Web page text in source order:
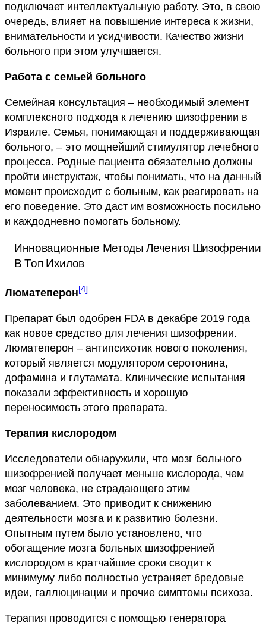
подключает интеллектуальную работу. Это, в свою
очередь, влияет на повышение интереса к жизни,
внимательности и усидчивости. Качество жизни
больного при этом улучшается.
Работа с семьей больного
Семейная консультация – необходимый элемент
комплексного подхода к лечению шизофрении в
Израиле. Семья, понимающая и поддерживающая
больного, – это мощнейший стимулятор лечебного
процесса. Родные пациента обязательно должны
пройти инструктаж, чтобы понимать, что на данный
момент происходит с больным, как реагировать на
его поведение. Это даст им возможность посильно
и каждодневно помогать больному.
Инновационные Методы Лечения Шизофрении
В Топ Ихилов
Люматеперон[4]
Препарат был одобрен FDA в декабре 2019 года
как новое средство для лечения шизофрении.
Люматеперон – антипсихотик нового поколения,
который является модулятором серотонина,
дофамина и глутамата. Клинические испытания
показали эффективность и хорошую
переносимость этого препарата.
Терапия кислородом
Исследователи обнаружили, что мозг больного
шизофренией получает меньше кислорода, чем
мозг человека, не страдающего этим
заболеванием. Это приводит к снижению
деятельности мозга и к развитию болезни.
Опытным путем было установлено, что
обогащение мозга больных шизофренией
кислородом в кратчайшие сроки сводит к
минимуму либо полностью устраняет бредовые
идеи, галлюцинации и прочие симптомы психоза.
Терапия проводится с помощью генератора